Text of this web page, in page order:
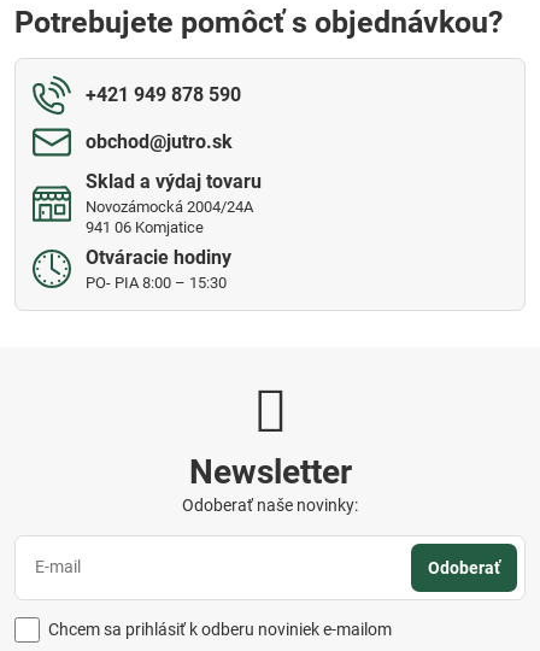
Potrebujete pomôcť s objednávkou?
+421 949 878 590
obchod​@jutro​.sk
Sklad a výdaj tovaru
Novozámocká 2004/24A
941 06 Komjatice
Otváracie hodiny
PO- PIA 8:00 – 15:30
Newsletter
Odoberať naše novinky:
Odoberať
Chcem sa prihlásiť k odberu noviniek e-mailom